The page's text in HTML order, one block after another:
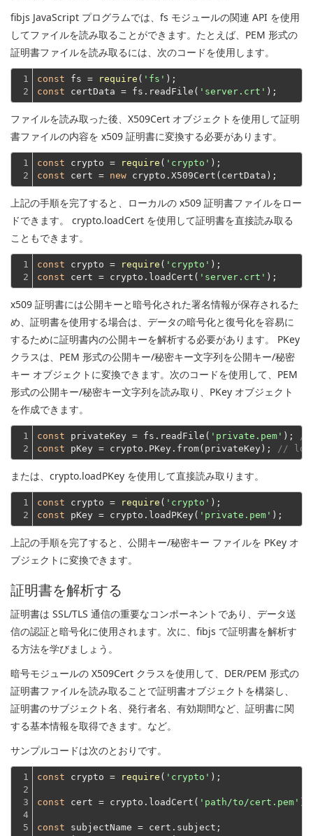
fibjs JavaScript プログラムでは、fs モジュールの関連 API を使用
してファイルを読み取ることができます。たとえば、PEM 形式の
証明書ファイルを読み取るには、次のコードを使用します。
1
2
const fs = require ( 'fs'
const certData = fs.readFile( 'server.crt'
ファイルを読み取った後、X509Cert オブジェクトを使用して証明
書ファイルの内容を x509 証明書に変換する必要があります。
1
2
const crypto = require ( 'crypto'
const cert = new
上記の手順を完了すると、ローカルの x509 証明書ファイルをロー
ドできます。 crypto.loadCert を使用して証明書を直接読み取る
こともできます。
1
2
const crypto = require ( 'crypto'
const cert = crypto.loadCert( 'server.crt'
x509 証明書には公開キーと暗号化された署名情報が保存されるた
め、証明書を使用する場合は、データの暗号化と復号化を容易に
するために証明書内の公開キーを解析する必要があります。 PKey
クラスは、PEM 形式の公開キー/秘密キー文字列を公開キー/秘密
キー オブジェクトに変換できます。次のコードを使用して、PEM
形式の公開キー/秘密キー文字列を読み取り、PKey オブジェクト
を作成できます。
1
2
const privateKey = fs.readFile( 'private.pem' );
//
const pKey = crypto.PKey.from(privateKey); //
または、crypto.loadPKey を使用して直接読み取ります。
1
2
const crypto = require ( 'crypto'
const pKey = crypto.loadPKey( 'private.pem'
上記の手順を完了すると、公開キー/秘密キー ファイルを PKey オ
ブジェクトに変換できます。
証明書を解析する
証明書は SSL/TLS 通信の重要なコンポーネントであり、データ送
信の認証と暗号化に使用されます。次に、fibjs で証明書を解析す
る方法を学びましょう。
暗号モジュールの X509Cert クラスを使用して、DER/PEM 形式の
証明書ファイルを読み取ることで証明書オブジェクトを構築し、
証明書のサブジェクト名、発行者名、有効期間など、証明書に関
する基本情報を取得できます。など。
サンプルコードは次のとおりです。
1
2
3
4
5
const crypto = require ( 'crypto' );
const cert = crypto.loadCert( 'path/to/cert.pem'
const